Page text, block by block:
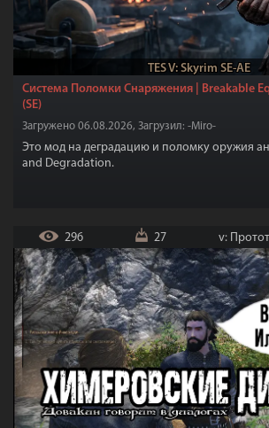
TES V: Skyrim SE-AE
Система Поломки Снаряжения | Breakable
(SE)
Загружено 06.08.2026, Загрузил: -Miro-
Это мод на деградацию и поломку оружия
and Degradation.
296 27 v: